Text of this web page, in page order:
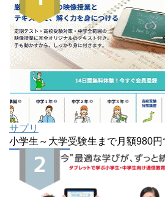
サプリ
小学生～大学受験生まで月額980円